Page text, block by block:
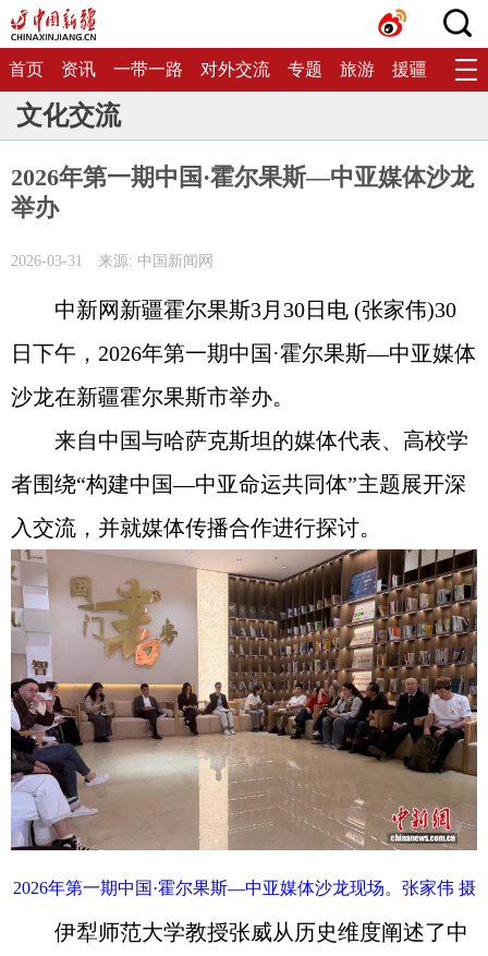
首页 资讯 一带一路 对外交流 专题 旅游 援疆 生态
文化交流
2026年第一期中国·霍尔果斯—中亚媒体沙龙
举办
2026-03-31 来源: 中国新闻网
中新网新疆霍尔果斯3月30日电 (张家伟)30
日下午，2026年第一期中国·霍尔果斯—中亚媒体
沙龙在新疆霍尔果斯市举办。
来自中国与哈萨克斯坦的媒体代表、高校学
者围绕“构建中国—中亚命运共同体”主题展开深
入交流，并就媒体传播合作进行探讨。
2026年第一期中国·霍尔果斯—中亚媒体沙龙现场。张家伟 摄
伊犁师范大学教授张威从历史维度阐述了中